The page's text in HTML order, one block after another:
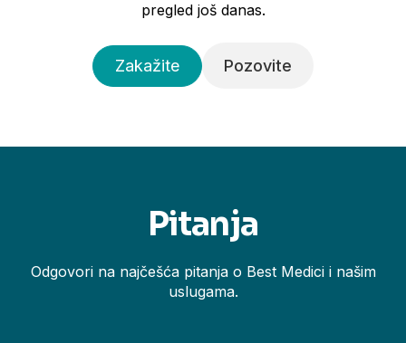
pregled još danas.
Zakažite Pozovite
Pitanja
Odgovori na najčešća pitanja o Best Medici i našim
uslugama.